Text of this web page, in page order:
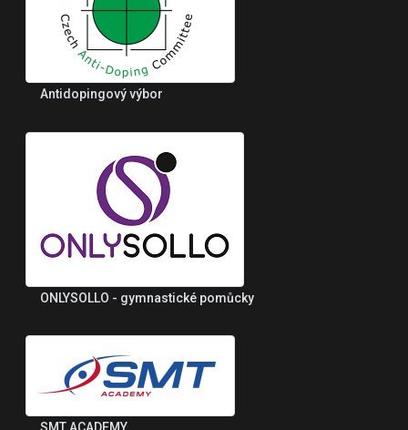
Antidopingový výbor
ONLYSOLLO - gymnastické pomůcky